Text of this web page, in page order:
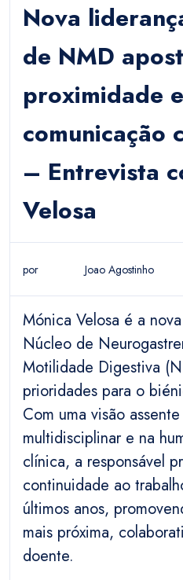
Nova
de NMD
proximidade e
comunicação
– Entrevista
Velosa
por Joao Agostinho
Mónica Velosa é a
Núcleo de
Motilidade Digestiva
prioridades para o
Com uma visão
multidisciplinar e na
clínica, a responsável
continuidade ao
últimos anos,
mais próxima,
doente.